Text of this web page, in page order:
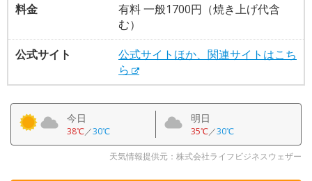
料金
有料 一般1700円（焼き上げ代含
む）
公式サイト
公式サイトほか、関連サイトはこち
ら
今日
38℃／30℃
明日
35℃／30℃
天気情報提供元：株式会社ライフビジネスウェザー